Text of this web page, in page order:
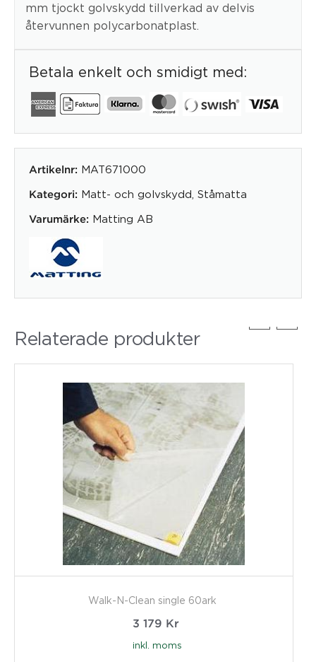
mm tjockt golvskydd tillverkad av delvis
återvunnen polycarbonatplast.
Betala enkelt och smidigt med:
Artikelnr: MAT671000
Kategori: Matt- och golvskydd Ståmatta
Varumärke: Matting AB
Relaterade produkter
Walk-N-Clean single 60ark
3 179 Kr
inkl. moms